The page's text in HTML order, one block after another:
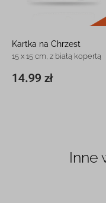
Kartka na Chrzest
15 x 15 cm, z białą kopertą
14.99 zł
15 x 15 cm
Inne